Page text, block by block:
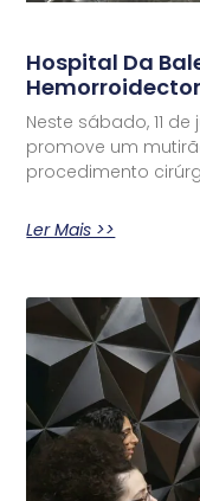
Hospital Da
Neste sábado, 11
promove um
procedimento
Ler Mais >>